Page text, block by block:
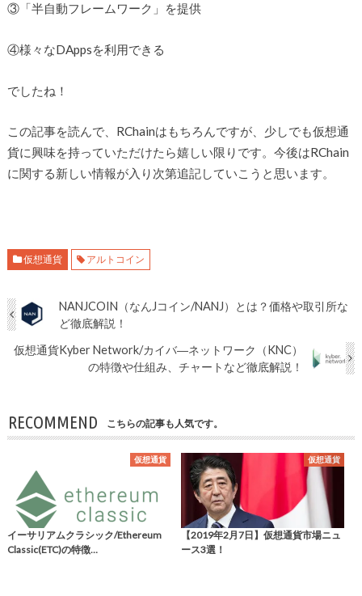
③「半自動フレームワーク」を提供
④様々なDAppsを利用できる
でしたね！
この記事を読んで、RChainはもちろんですが、少しでも仮想通
貨に興味を持っていただけたら嬉しい限りです。今後はRChain
に関する新しい情報が入り次第追記していこうと思います。
仮想通貨 アルトコイン
NANJCOIN（なんJコイン/NANJ）とは？価格や取引所な
ど徹底解説！
仮想通貨Kyber Network/カイバ―ネットワーク（KNC）
の特徴や仕組み、チャートなど徹底解説！
RECOMMEND こちらの記事も人気です。
仮想通貨
イーサリアムクラシック/Ethereum
Classic(ETC)の特徴…
仮想通貨
【2019年2月7日】仮想通貨市場ニュ
ース3選！